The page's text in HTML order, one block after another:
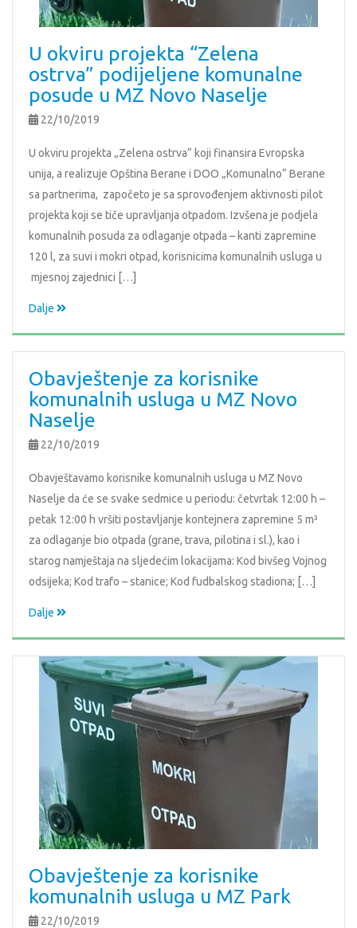
U okviru projekta “Zelena
ostrva” podijeljene komunalne
posude u MZ Novo Naselje
22/10/2019
U okviru projekta „Zelena ostrva“ koji finansira Evropska
unija, a realizuje Opština Berane i DOO „Komunalno“ Berane
sa partnerima, započeto je sa sprovođenjem aktivnosti pilot
projekta koji se tiče upravljanja otpadom. Izvšena je podjela
komunalnih posuda za odlaganje otpada – kanti zapremine
120 l, za suvi i mokri otpad, korisnicima komunalnih usluga u
mjesnoj zajednici […]
Dalje
Obavještenje za korisnike
komunalnih usluga u MZ Novo
Naselje
22/10/2019
Obavještavamo korisnike komunalnih usluga u MZ Novo
Naselje da će se svake sedmice u periodu: četvrtak 12:00 h –
petak 12:00 h vršiti postavljanje kontejnera zapremine 5 m³
za odlaganje bio otpada (grane, trava, pilotina i sl.), kao i
starog namještaja na sljedećim lokacijama: Kod bivšeg Vojnog
odsijeka; Kod trafo – stanice; Kod fudbalskog stadiona; […]
Dalje
Obavještenje za korisnike
komunalnih usluga u MZ Park
22/10/2019